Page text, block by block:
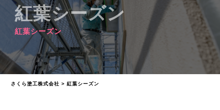
紅葉シーズン
紅葉シーズン
さくら塗工株式会社 >紅葉シーズン